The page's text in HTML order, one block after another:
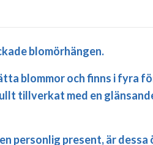
blomörhängen.
blommor och finns i
tillverkat med en
personlig present, är